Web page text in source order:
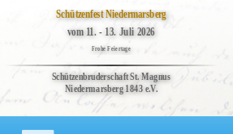
Bruderschaft
Schützenfest Niedermarsberg
vom 11. - 13. Juli 2026
Frohe Feiertage
Schützenbruderschaft St. Magnus
Niedermarsberg 1843 e.V.